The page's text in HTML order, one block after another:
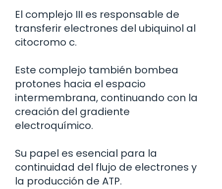
El complejo III es responsable de
transferir electrones del ubiquinol al
citocromo c.
Este complejo también bombea
protones hacia el espacio
intermembrana, continuando con la
creación del gradiente
electroquímico.
Su papel es esencial para la
continuidad del flujo de electrones y
la producción de ATP.